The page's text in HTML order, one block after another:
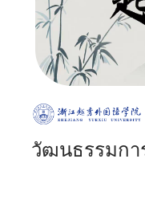
วัฒนธรรมกา